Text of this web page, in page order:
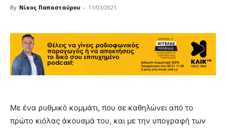
By Νίκος Παπασταύρου - 11/03/2021
Με ένα ρυθμικό κομμάτι, που σε καθηλώνει από το
πρώτο κιόλας άκουσμά του, και με την υπογραφή των